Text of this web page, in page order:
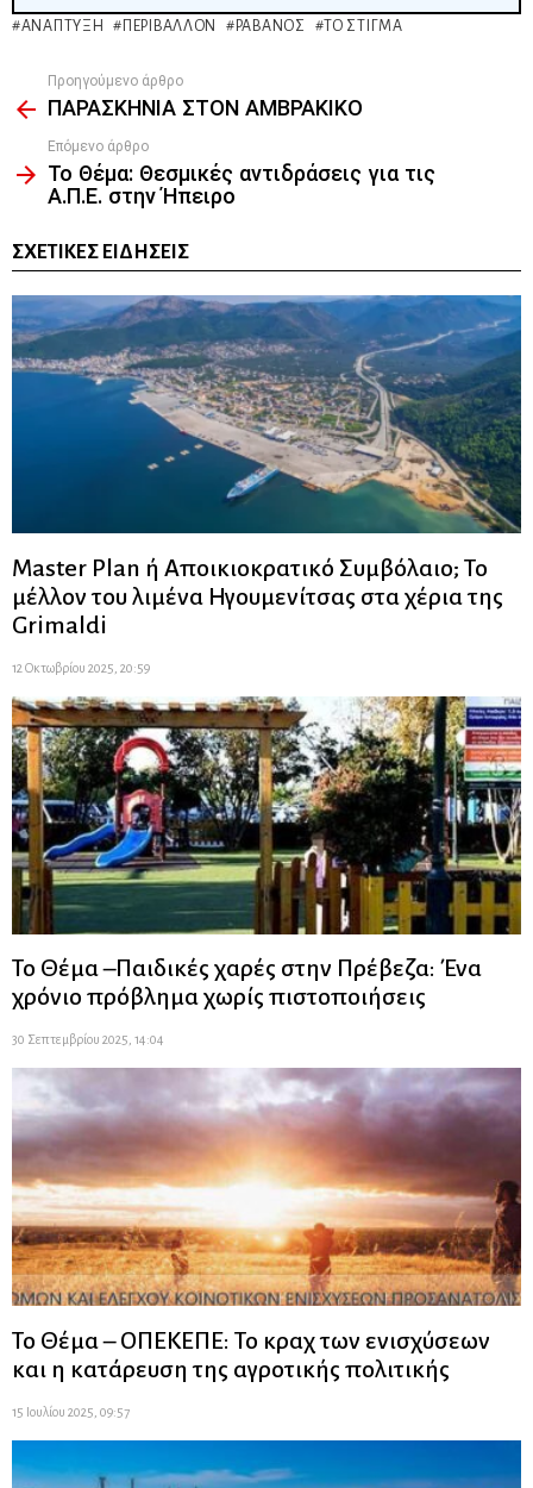
ΑΝΆΠΤΥΞΗ ΠΕΡΙΒΆΛΛΟΝ ΡΑΒΑΝΌΣ ΤΟ ΣΤΊΓΜΑ
more
Προηγούμενο άρθρο
ΠΑΡΑΣΚΗΝΙΑ ΣΤΟΝ ΑΜΒΡΑΚΙΚΟ
Επόμενο άρθρο
Το Θέμα: Θεσμικές αντιδράσεις για τις
Α.Π.Ε. στην Ήπειρο
ΣΧΕΤΙΚΈΣ ΕΙΔΉΣΕΙΣ
Master Plan ή Αποικιοκρατικό Συμβόλαιο; Το
μέλλον του λιμένα Ηγουμενίτσας στα χέρια της
Grimaldi
12 Οκτωβρίου 2025, 20:59
Το Θέμα –Παιδικές χαρές στην Πρέβεζα: Ένα
χρόνιο πρόβλημα χωρίς πιστοποιήσεις
30 Σεπτεμβρίου 2025, 14:04
Το Θέμα – ΟΠΕΚΕΠΕ: Το κραχ των ενισχύσεων
και η κατάρευση της αγροτικής πολιτικής
15 Ιουλίου 2025, 09:57